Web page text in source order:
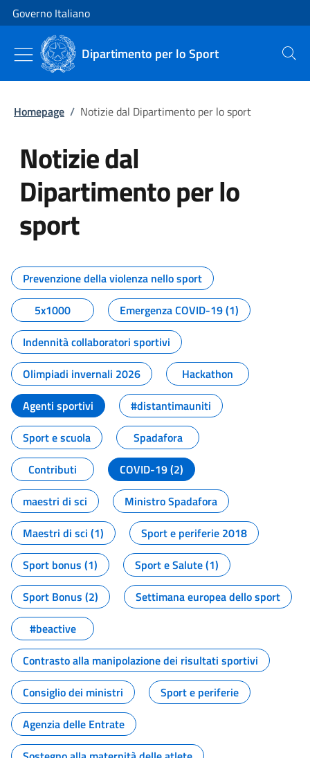
Vai al contenuto
Vai alla navigazione del sito
Governo Italiano
Dipartimento per lo Sport Cerca
Homepage / Notizie dal Dipartimento per lo sport
Notizie dal
Dipartimento per lo
sport
Tutti i contenuti della pagina
Prevenzione della violenza nello sport
5x1000
Emergenza COVID-19 (1)
Indennità collaboratori sportivi
Olimpiadi invernali 2026
Hackathon
Agenti sportivi
#distantimauniti
Sport e scuola
Spadafora
Contributi
COVID-19 (2)
maestri di sci
Ministro Spadafora
Maestri di sci (1)
Sport e periferie 2018
Sport bonus (1)
Sport e Salute (1)
Sport Bonus (2)
Settimana europea dello sport
#beactive
Contrasto alla manipolazione dei risultati sportivi
Consiglio dei ministri
Sport e periferie
Agenzia delle Entrate